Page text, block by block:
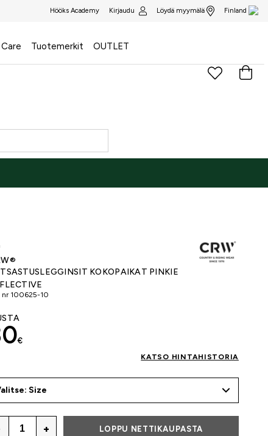
Hööks Academy Kirjaudu Löydä myymälä Finland
Tuotemerkit OUTLET
KOKOPAIKAT PINKIE
nr 100625-10
€
KATSO HINTAHISTORIA
Size
+ LOPPU NETTIKAUPASTA